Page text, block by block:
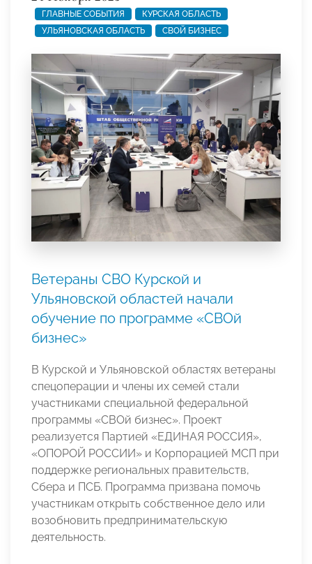
ГЛАВНЫЕ СОБЫТИЯ
КУРСКАЯ ОБЛАСТЬ
УЛЬЯНОВСКАЯ ОБЛАСТЬ
СВОЙ БИЗНЕС
Ветераны СВО Курской и
Ульяновской областей начали
обучение по программе «СВОй
бизнес»
В Курской и Ульяновской областях ветераны
спецоперации и члены их семей стали
участниками специальной федеральной
программы «СВОй бизнес». Проект
реализуется Партией «ЕДИНАЯ РОССИЯ»,
«ОПОРОЙ РОССИИ» и Корпорацией МСП при
поддержке региональных правительств,
Сбера и ПСБ. Программа призвана помочь
участникам открыть собственное дело или
возобновить предпринимательскую
деятельность.